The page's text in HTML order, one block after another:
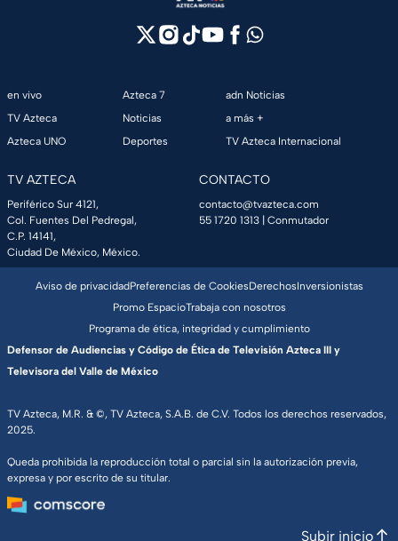
en vivo
TV Azteca
Azteca UNO
Azteca 7
Noticias
Deportes
adn Noticias
a más +
TV Azteca Internacional
TV AZTECA
Periférico Sur 4121,
Col. Fuentes Del Pedregal,
C.P. 14141,
Ciudad De México, México.
CONTACTO
contacto@tvazteca.com
55 1720 1313 | Conmutador
TV Azteca, M.R. & ©, TV Azteca, S.A.B. de C.V. Todos los derechos reservados,
2025.
Queda prohibida la reproducción total o parcial sin la autorización previa,
expresa y por escrito de su titular.
Aviso de privacidadPreferencias de CookiesDerechosInversionistas
Promo EspacioTrabaja con nosotros
Programa de ética, integridad y cumplimiento
Defensor de Audiencias y Código de Ética de Televisión Azteca III y
Televisora del Valle de México
Subir inicio